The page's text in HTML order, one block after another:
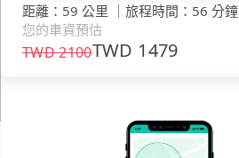
距離 ： 59 公里 ｜ 旅程時間 ： 56 分鐘
您的車資預估
TWD2100TWD 1479